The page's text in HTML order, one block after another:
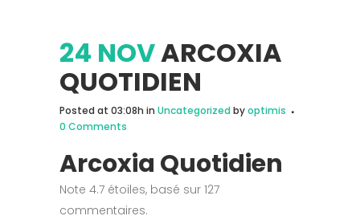
24 NOVARCOXIA
QUOTIDIEN
Posted at 03:08h in Uncategorized byoptimis
0 Comments
Arcoxia Quotidien
Note 4.7 étoiles, basé sur 127
commentaires.